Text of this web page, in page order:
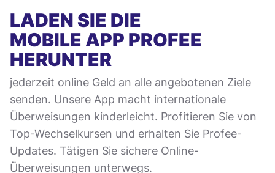
LADEN SIE DIE
MOBILE APP PROFEE
HERUNTER
jederzeit online Geld an alle angebotenen Ziele
senden. Unsere App macht internationale
Überweisungen kinderleicht. Profitieren Sie von
Top-Wechselkursen und erhalten Sie Profee-
Updates. Tätigen Sie sichere Online-
Überweisungen unterwegs.